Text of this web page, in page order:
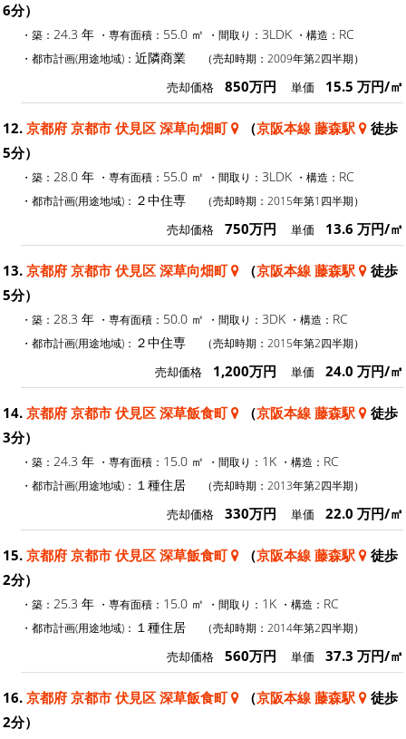
6分）
・築： 24.3 年 ・専有面積： 55.0 ㎡ ・間取り： 3LDK ・構造： RC
・都市計画(用途地域)： 近隣商業 （売却時期：2009年第2四半期）
売却価格 850万円 単価 15.5 万円/㎡
12. 京都府 京都市 伏見区 深草向畑町 （京阪本線 藤森駅
徒歩
5分）
・築： 28.0 年 ・専有面積： 55.0 ㎡ ・間取り： 3LDK ・構造： RC
・都市計画(用途地域)： ２中住専 （売却時期：2015年第1四半期）
売却価格 750万円 単価 13.6 万円/㎡
13. 京都府 京都市 伏見区 深草向畑町 （京阪本線 藤森駅
徒歩
5分）
・築： 28.3 年 ・専有面積： 50.0 ㎡ ・間取り： 3DK ・構造： RC
・都市計画(用途地域)： ２中住専 （売却時期：2015年第2四半期）
売却価格 1,200万円 単価 24.0 万円/㎡
14. 京都府 京都市 伏見区 深草飯食町 （京阪本線 藤森駅
徒歩
3分）
・築： 24.3 年 ・専有面積： 15.0 ㎡ ・間取り： 1K ・構造： RC
・都市計画(用途地域)： １種住居 （売却時期：2013年第2四半期）
売却価格 330万円 単価 22.0 万円/㎡
15. 京都府 京都市 伏見区 深草飯食町 （京阪本線 藤森駅
徒歩
2分）
・築： 25.3 年 ・専有面積： 15.0 ㎡ ・間取り： 1K ・構造： RC
・都市計画(用途地域)： １種住居 （売却時期：2014年第2四半期）
売却価格 560万円 単価 37.3 万円/㎡
16. 京都府 京都市 伏見区 深草飯食町 （京阪本線 藤森駅
徒歩
2分）